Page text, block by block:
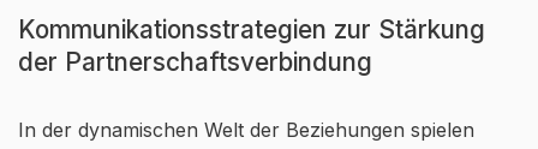
Kommunikationsstrategien zur Stärkung
der Partnerschaftsverbindung
In der dynamischen Welt der Beziehungen spielen